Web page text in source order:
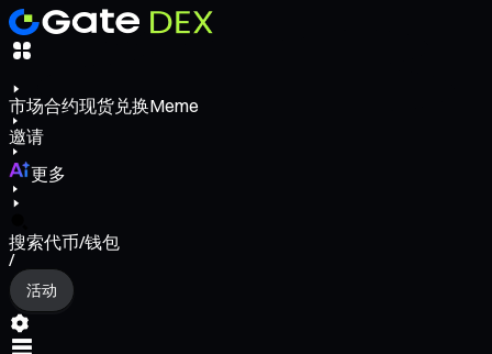
市场合约现货兑换Meme
邀请
更多
搜索代币/钱包
/
活动